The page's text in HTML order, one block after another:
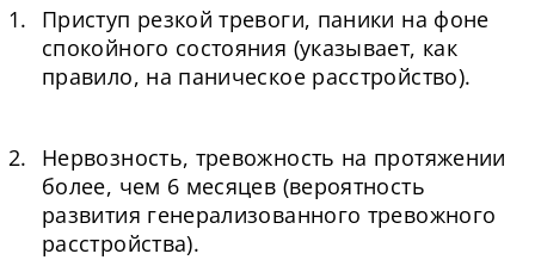
Приступ резкой тревоги, паники на фоне
спокойного состояния (указывает, как
правило, на паническое расстройство).
Нервозность, тревожность на протяжении
более, чем 6 месяцев (вероятность
развития генерализованного тревожного
расстройства).